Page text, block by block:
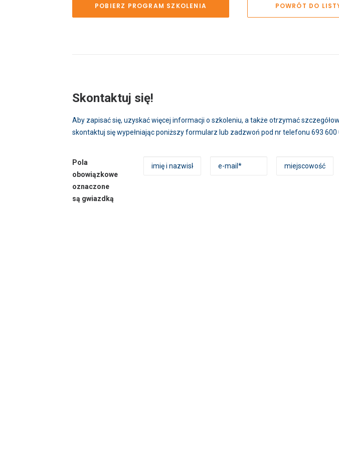
POBIERZ PROGRAM SZKOLENIA POWRÓT DO
Skontaktuj się!
Aby zapisać się, uzyskać więcej informacji o szkoleniu, a także otrzymać
skontaktuj się wypełniając poniższy formularz lub zadzwoń pod nr telefonu 693 600
Pola
obowiązkowe
oznaczone
są gwiazdką